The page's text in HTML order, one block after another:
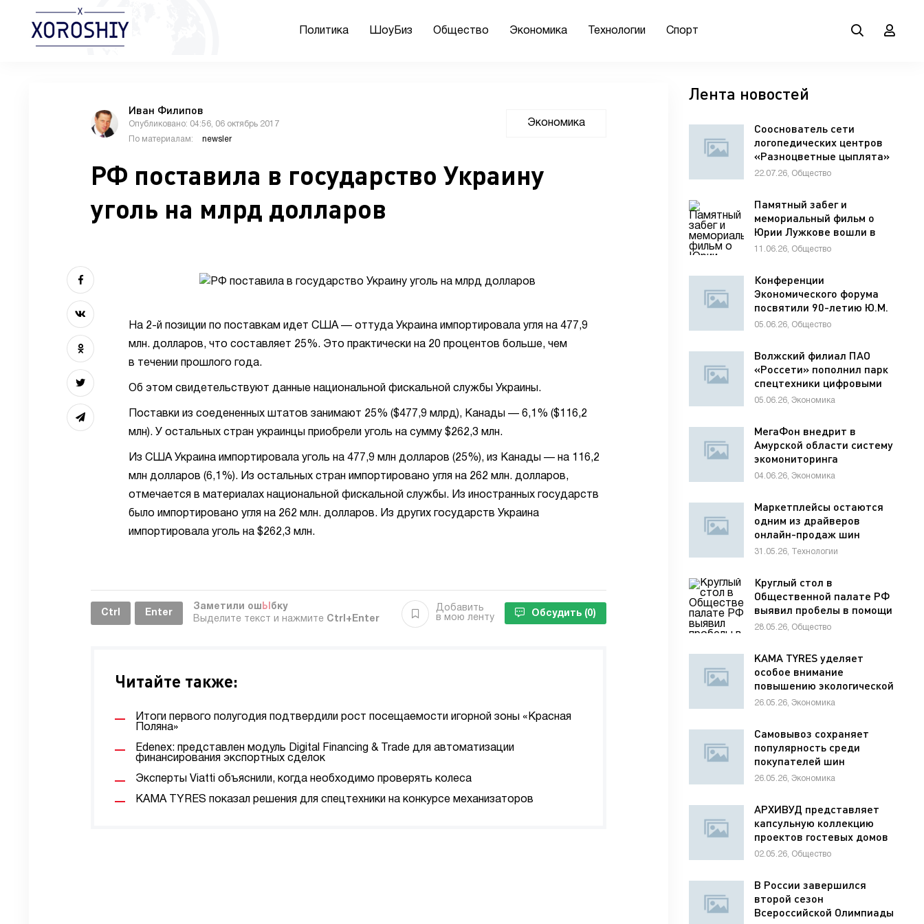
Политика ШоуБиз Общество Экономика Технологии Спорт
Иван Филипов
Опубликовано: 04:56, 06 октябрь 2017
По материалам:
newsler
Экономика
РФ поставила в государство Украину
уголь на млрд долларов
На 2-й позиции по поставкам идет США — оттуда Украина импортировала угля на 477,9
млн. долларов, что составляет 25%. Это практически на 20 процентов больше, чем
в течении прошлого года.
Об этом свидетельствуют данные национальной фискальной службы Украины.
Поставки из соедененных штатов занимают 25% ($477,9 млрд), Канады — 6,1% ($116,2
млн). У остальных стран украинцы приобрели уголь на сумму $262,3 млн.
Из США Украина импортировала уголь на 477,9 млн долларов (25%), из Канады — на 116,2
млн долларов (6,1%). Из остальных стран импортировано угля на 262 млн. долларов,
отмечается в материалах национальной фискальной службы. Из иностранных государств
было импортировано угля на 262 млн. долларов. Из других государств Украина
импортировала уголь на $262,3 млн.
Ctrl Enter
Заметили ош Ы бку
Выделите текст и нажмите Ctrl+Enter
Добавить
в мою ленту
Обсудить (0)
Читайте также:
Итоги первого полугодия подтвердили рост посещаемости игорной зоны «Красная
Поляна»
Edenex: представлен модуль Digital Financing & Trade для автоматизации
финансирования экспортных сделок
Эксперты Viatti объяснили, когда необходимо проверять колеса
KAMA TYRES показал решения для спецтехники на конкурсе механизаторов
Лента новостей
Сооснователь сети
логопедических центров
«Разноцветные цыплята»
Елена Мельникова
коммуникации для
развития речи ребенка
22.07.26, Общество
Памятный забег и
мемориальный фильм о
Юрии Лужкове вошли в
программу фестиваля
11.06.26, Общество
Конференции
Экономического форума
посвятили 90-летию Ю.М.
Лужкова
05.06.26, Общество
Волжский филиал ПАО
«Россети» пополнил парк
спецтехники цифровыми
диагностическими
05.06.26, Экономика
МегаФон внедрит в
Амурской области систему
экомониторинга
04.06.26, Экономика
Маркетплейсы остаются
одним из драйверов
онлайн-продаж шин
31.05.26, Технологии
Круглый стол в
Общественной палате РФ
выявил пробелы в помощи
раненым детям
28.05.26, Общество
KAMA TYRES уделяет
особое внимание
повышению экологической
ответственности
26.05.26, Экономика
Самовывоз сохраняет
популярность среди
покупателей шин
26.05.26, Экономика
АРХИВУД представляет
капсульную коллекцию
проектов гостевых домов
для отелей
02.05.26, Общество
В России завершился
второй сезон
Всероссийской Олимпиады